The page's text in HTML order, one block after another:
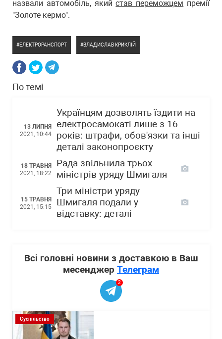
назвали автомобіль, якийстав переможцем премії
"Золоте кермо".
ЕЛЕКТРОРАНСПОРТ ВЛАДИСЛАВ КРИКЛІЙ
По темі
13 ЛИПНЯ
2021, 10:44
Українцям дозволять їздити на
електросамокаті лише з 16
років: штрафи, обов'язки та інші
деталі законопроєкту
18 ТРАВНЯ
2021, 18:22
Рада звільнила трьох
міністрів уряду Шмигаля
15 ТРАВНЯ
2021, 15:15
Три міністри уряду
Шмигаля подали у
відставку: деталі
Всі головні новини з доставкою в Ваш
месенджер Телеграм
2
Суспільство